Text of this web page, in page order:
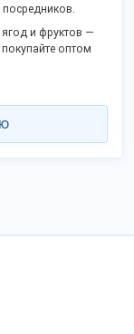
посредников.
и фруктов —
оптом
документы.